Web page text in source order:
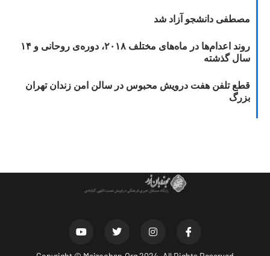
مصطفی دانشجو آزاد شد
روند اعدام‌ها در ماه‌های مختلف ۲۰۱۸، دوره‌ی روحانی و ۱۴
سال گذشته
قطع تلفن هفت درویش محبوس در سالن امن زندان تهران
بزرگ